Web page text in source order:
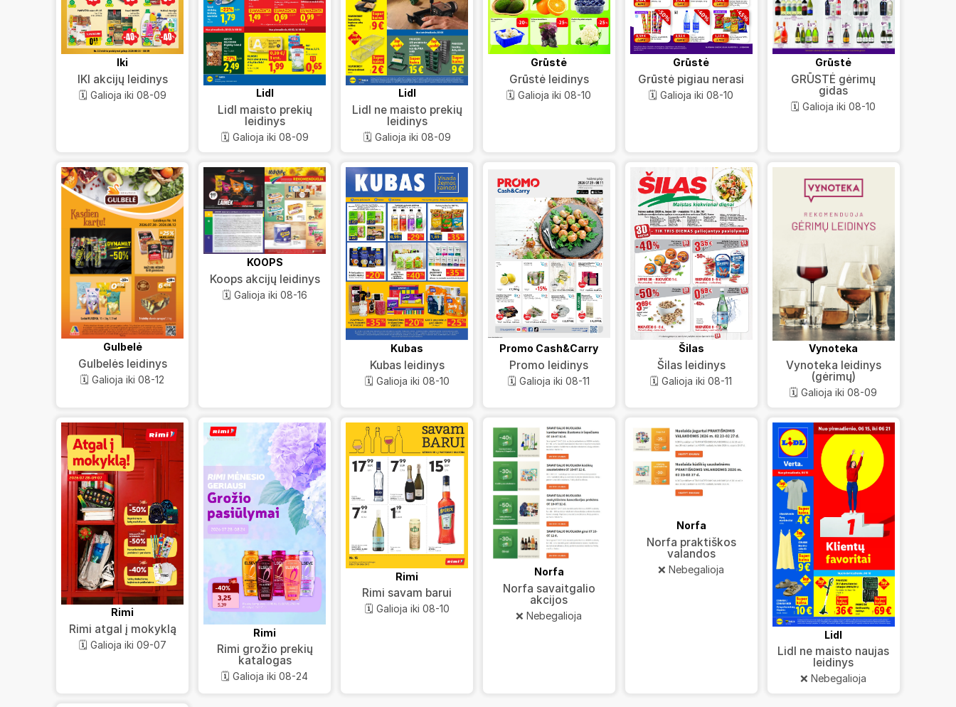
Iki
IKI akcijų leidinys
🗓️ Galioja iki 08-09 Lidl
Lidl maisto prekių
leidinys
🗓️ Galioja iki 08-09
Lidl
Lidl ne maisto prekių
leidinys
🗓️ Galioja iki 08-09
Grūstė
Grūstė leidinys
🗓️ Galioja iki 08-10
Grūstė
Grūstė pigiau nerasi
🗓️ Galioja iki 08-10
Grūstė
GRŪSTĖ gėrimų
gidas
🗓️ Galioja iki 08-10
Gulbelė
Gulbelės leidinys
🗓️ Galioja iki 08-12
KOOPS
Koops akcijų leidinys
🗓️ Galioja iki 08-16
Kubas
Kubas leidinys
🗓️ Galioja iki 08-10
Promo Cash&Carry
Promo leidinys
🗓️ Galioja iki 08-11
Šilas
Šilas leidinys
🗓️ Galioja iki 08-11
Vynoteka
Vynoteka leidinys
(gėrimų)
🗓️ Galioja iki 08-09
Rimi
Rimi atgal į mokyklą
🗓️ Galioja iki 09-07
Rimi
Rimi grožio prekių
katalogas
🗓️ Galioja iki 08-24
Rimi
Rimi savam barui
🗓️ Galioja iki 08-10
Norfa
Norfa savaitgalio
akcijos
❌ Nebegalioja
Norfa
Norfa praktiškos
valandos
❌ Nebegalioja
Lidl
Lidl ne maisto naujas
leidinys
❌ Nebegalioja